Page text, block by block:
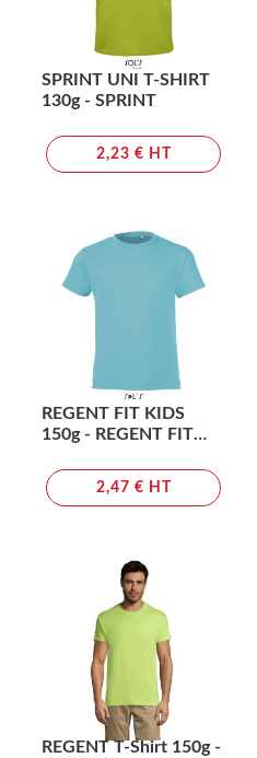
SPRINT UNI T-SHIRT
130g - SPRINT
2,23 € HT
REGENT FIT KIDS
150g - REGENT FIT
2,47 € HT
REGENT T-Shirt 150g -